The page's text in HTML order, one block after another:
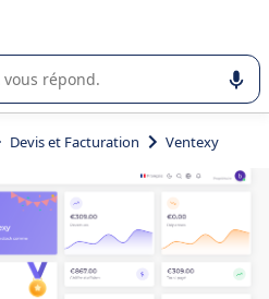
l'utilisation ou la sélection de
Devis et Facturation Ventexy